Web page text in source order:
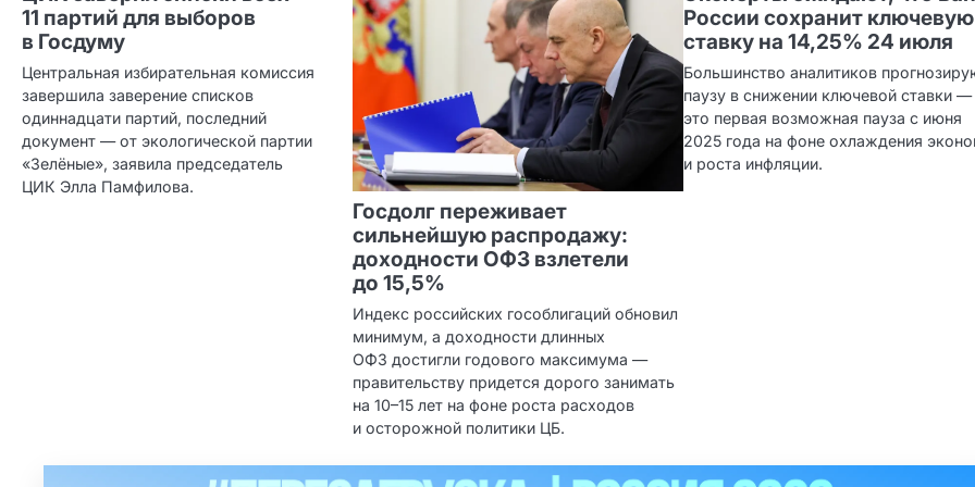
11 партий для выборов
в Госдуму
Центральная избирательная комиссия
завершила заверение списков
одиннадцати партий, последний
документ — от экологической партии
«Зелёные», заявила председатель
ЦИК Элла Памфилова.
Госдолг переживает
сильнейшую распродажу:
доходности ОФЗ взлетели
до 15,5%
Индекс российских гособлигаций обновил
минимум, а доходности длинных
ОФЗ достигли годового максимума —
правительству придется дорого занимать
на 10–15 лет на фоне роста расходов
и осторожной политики ЦБ.
России сохранит ключевую
ставку на 14,25% 24 июля
Большинство аналитиков
паузу в снижении ключевой ставки —
это первая возможная пауза с июня
2025 года на фоне охлаждения
и роста инфляции.